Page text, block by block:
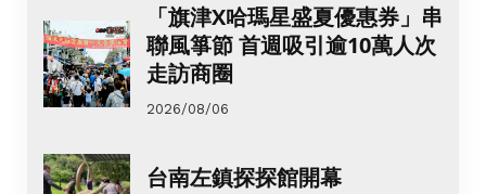
「旗津X哈瑪星盛夏優惠券」串
聯風箏節 首週吸引逾10萬人次
走訪商圈
2026/08/06
台南左鎮探探館開幕